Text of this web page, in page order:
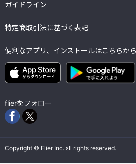
ガイドライン
特定商取引法に基づく表記
便利なアプリ、インストールはこちらから
flierをフォロー
Copyright © Flier Inc. all rights reserved.